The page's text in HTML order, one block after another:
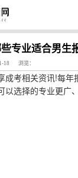
专业适合男生
18 浏览：
成考相关资讯!每年
以选择的专业更广